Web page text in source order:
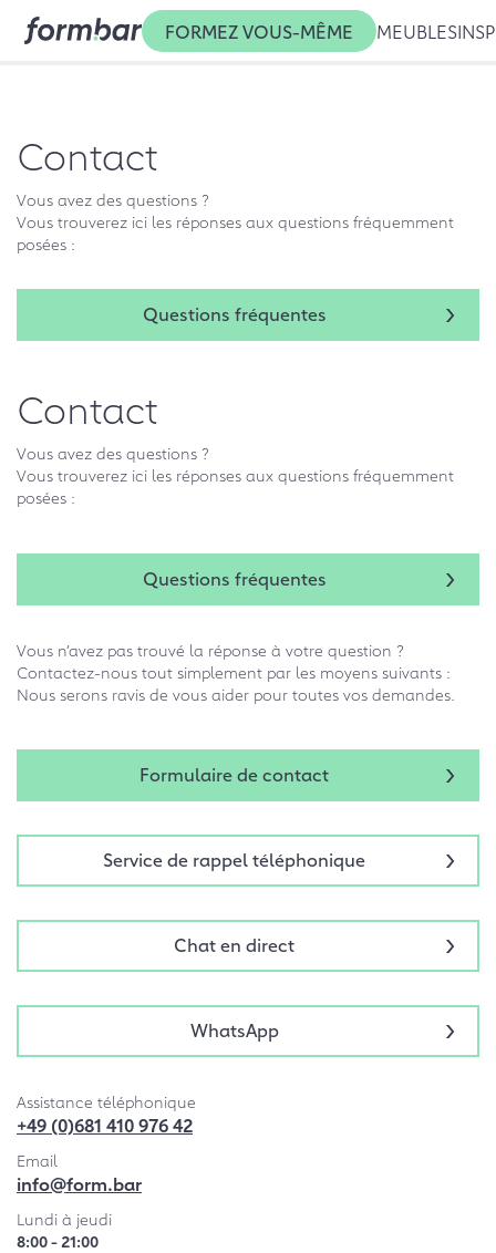
FORMEZ VOUS-MÊME MEUBLES
Contact
Vous avez des questions ?
Vous trouverez ici les réponses aux questions fréquemment
posées :
Questions fréquentes
Contact
Vous avez des questions ?
Vous trouverez ici les réponses aux questions fréquemment
posées :
Questions fréquentes
Vous n’avez pas trouvé la réponse à votre question ?
Contactez-nous tout simplement par les moyens suivants :
Nous serons ravis de vous aider pour toutes vos demandes.
Formulaire de contact
Service de rappel téléphonique
Chat en direct
WhatsApp
Assistance téléphonique
+49 (0)681 410 976 42
Email
info@form.bar
Lundi à jeudi
8:00 - 21:00